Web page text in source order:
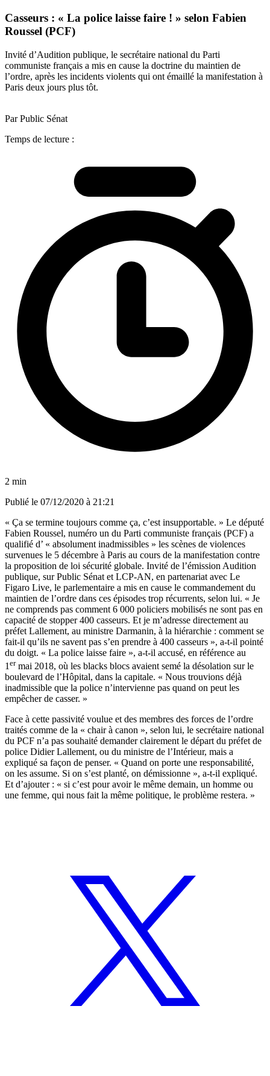
Casseurs : « La police laisse faire ! » selon Fabien
Roussel (PCF)
Invité d’Audition publique, le secrétaire national du Parti
communiste français a mis en cause la doctrine du maintien de
l’ordre, après les incidents violents qui ont émaillé la manifestation à
Paris deux jours plus tôt.
Par Public Sénat
Temps de lecture :
2 min
Publié le 07/12/2020 à 21:21
« Ça se termine toujours comme ça, c’est insupportable. » Le député
Fabien Roussel, numéro un du Parti communiste français (PCF) a
qualifié d’ « absolument inadmissibles » les scènes de violences
survenues le 5 décembre à Paris au cours de la manifestation contre
la proposition de loi sécurité globale. Invité de l’émission Audition
publique, sur Public Sénat et LCP-AN, en partenariat avec Le
Figaro Live, le parlementaire a mis en cause le commandement du
maintien de l’ordre dans ces épisodes trop récurrents, selon lui. « Je
ne comprends pas comment 6 000 policiers mobilisés ne sont pas en
capacité de stopper 400 casseurs. Et je m’adresse directement au
préfet Lallement, au ministre Darmanin, à la hiérarchie : comment se
fait-il qu’ils ne savent pas s’en prendre à 400 casseurs », a-t-il pointé
du doigt. « La police laisse faire », a-t-il accusé, en référence au
1 ermai 2018, où les blacks blocs avaient semé la désolation sur le
boulevard de l’Hôpital, dans la capitale. « Nous trouvions déjà
inadmissible que la police n’intervienne pas quand on peut les
empêcher de casser. »
Face à cette passivité voulue et des membres des forces de l’ordre
traités comme de la « chair à canon », selon lui, le secrétaire national
du PCF n’a pas souhaité demander clairement le départ du préfet de
police Didier Lallement, ou du ministre de l’Intérieur, mais a
expliqué sa façon de penser. « Quand on porte une responsabilité,
on les assume. Si on s’est planté, on démissionne », a-t-il expliqué.
Et d’ajouter : « si c’est pour avoir le même demain, un homme ou
une femme, qui nous fait la même politique, le problème restera. »